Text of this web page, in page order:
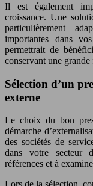
Il est également
croissance. Une
particulièrement
importantes dans
permettrait de
conservant une
Sélection d’un
externe
Le choix du bon
démarche
des sociétés de
dans votre secteur
références et à